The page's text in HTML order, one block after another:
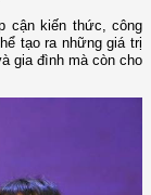
cận kiến thức, công
tạo ra những giá trị
gia đình mà còn cho